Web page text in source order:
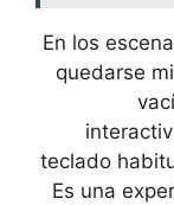
En los
quedarse
teclado
Es una